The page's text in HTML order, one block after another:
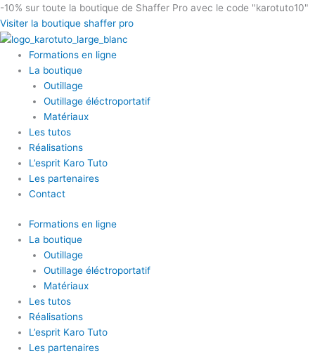
Aller
au
contenu
-10% sur toute la boutique de Shaffer Pro avec le code "karotuto10"
Visiter la boutique shaffer pro
Formations en ligne
La boutique
Outillage
Outillage éléctroportatif
Matériaux
Les tutos
Réalisations
L’esprit Karo Tuto
Les partenaires
Contact
Formations en ligne
La boutique
Outillage
Outillage éléctroportatif
Matériaux
Les tutos
Réalisations
L’esprit Karo Tuto
Les partenaires